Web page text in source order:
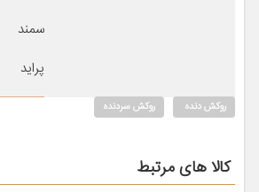
سمند
پراید
روکش دنده روکش سردنده
کالا های مرتبط